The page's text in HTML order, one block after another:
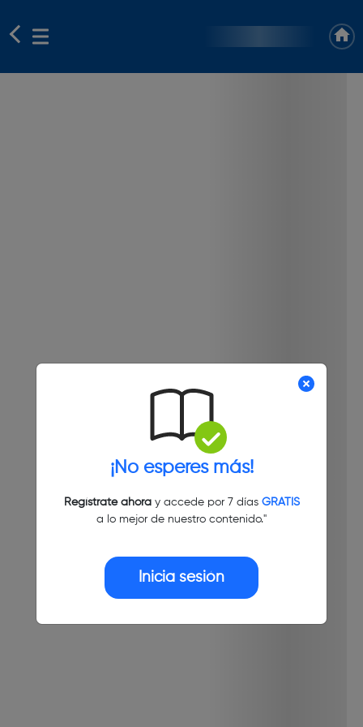
¡No esperes más!
Regístrate ahoray accede por 7 días GRATIS
a lo mejor de nuestro contenido."
Inicia sesión